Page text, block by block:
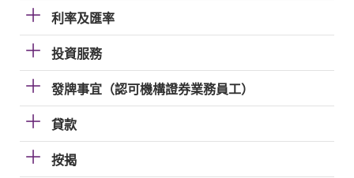
利率及匯率
投資服務
發牌事宜（認可機構證券業務員工）
貸款
按揭